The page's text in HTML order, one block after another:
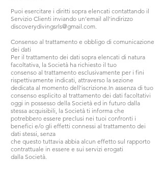
Puoi esercitare i diritti sopra elencati contattando il
Servizio Clienti inviando un'email all'indirizzo
discoverydivingsrls@gmail.com.
Consenso al trattamento e obbligo di comunicazione
dei dati
Per il trattamento dei dati sopra elencati di natura
facoltativa, la Società ha richiesto il tuo
consenso al trattamento esclusivamente per i fini
rispettivamente indicati, attraverso la sezione
dedicata al momento dell’iscrizione.In assenza di tuo
consenso esplicito al trattamento dei dati facoltativi
oggi in possesso della Società ed in futuro dalla
stessa acquisibili, la Società ti informa che
potrebbero essere preclusi nei tuoi confronti i
benefici e/o gli effetti connessi al trattamento dei
dati stessi, senza
che questo tuttavia abbia alcun effetto sul rapporto
contrattuale in essere e sui servizi erogati
dalla Società.